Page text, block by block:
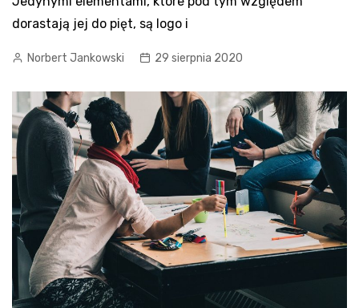
dorastają jej do pięt, są logo i
Norbert Jankowski 29 sierpnia 2020